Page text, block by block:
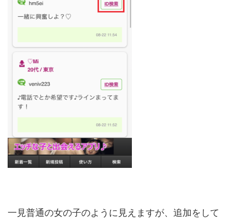
一見普通の女の子のように見えますが、追加をして